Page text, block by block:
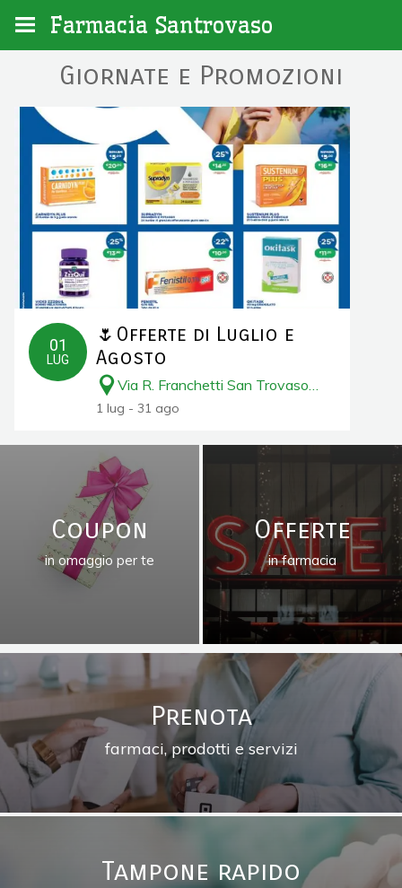
Farmacia Santrovaso
Giornate e Promozioni
01
LUG
🌷Offerte di Luglio e
Agosto
Via R. Franchetti San Trovaso
Preganziol
1 lug - 31 ago
Coupon
in omaggio per te
Offerte
in farmacia
Prenota
farmaci, prodotti e servizi
Tampone rapido